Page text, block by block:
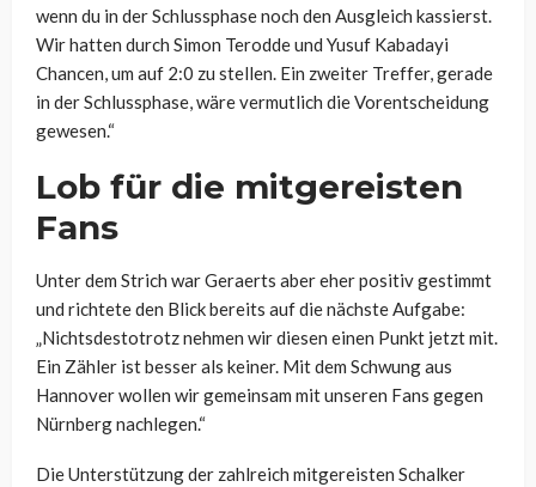
wenn du in der Schlussphase noch den Ausgleich kassierst.
Wir hatten durch Simon Terodde und Yusuf Kabadayi
Chancen, um auf 2:0 zu stellen. Ein zweiter Treffer, gerade
in der Schlussphase, wäre vermutlich die Vorentscheidung
gewesen.“
Lob für die mitgereisten
Fans
Unter dem Strich war Geraerts aber eher positiv gestimmt
und richtete den Blick bereits auf die nächste Aufgabe:
„Nichtsdestotrotz nehmen wir diesen einen Punkt jetzt mit.
Ein Zähler ist besser als keiner. Mit dem Schwung aus
Hannover wollen wir gemeinsam mit unseren Fans gegen
Nürnberg nachlegen.“
Die Unterstützung der zahlreich mitgereisten Schalker